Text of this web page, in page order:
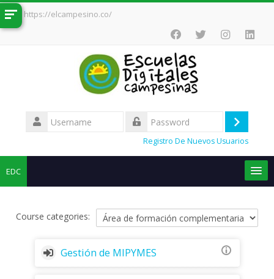
Skip
to
https://elcampesino.co/
Username
Log
Registro De Nuevos Usuarios
EDC
Search
Course categories:
Gestión de MIPYMES